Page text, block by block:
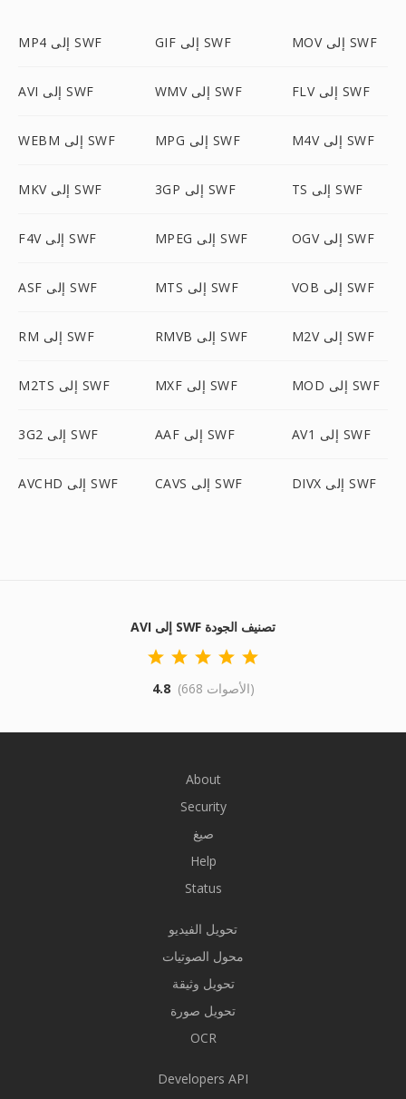
MP4 إلى SWF GIF إلى SWF MOV إلى SWF
AVI إلى SWF WMV إلى SWF FLV إلى SWF
WEBM إلى SWF MPG إلى SWF M4V إلى SWF
MKV إلى SWF 3GP إلى SWF TS إلى SWF
F4V إلى SWF MPEG إلى SWF OGV إلى SWF
ASF إلى SWF MTS إلى SWF VOB إلى SWF
RM إلى SWF RMVB إلى SWF M2V إلى SWF
M2TS إلى SWF MXF إلى SWF MOD إلى SWF
3G2 إلى SWF AAF إلى SWF AV1 إلى SWF
AVCHD إلى SWF CAVS إلى SWF DIVX إلى SWF
AVI إلى SWF تصنيف الجودة
4.8 (668 الأصوات)
About
Security
صيغ
Help
Status
تحويل الفيديو
محول الصوتيات
تحويل وثيقة
تحويل صورة
OCR
Developers API